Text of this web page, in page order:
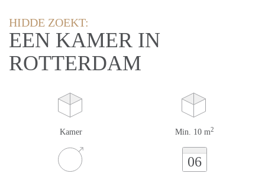
HIDDE ZOEKT:
EEN KAMER IN
ROTTERDAM
Kamer Min. 10 m2
06